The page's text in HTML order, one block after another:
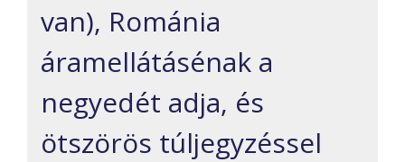
van), Románia
áramellátásénak a
negyedét adja, és
ötszörös túljegyzéssel